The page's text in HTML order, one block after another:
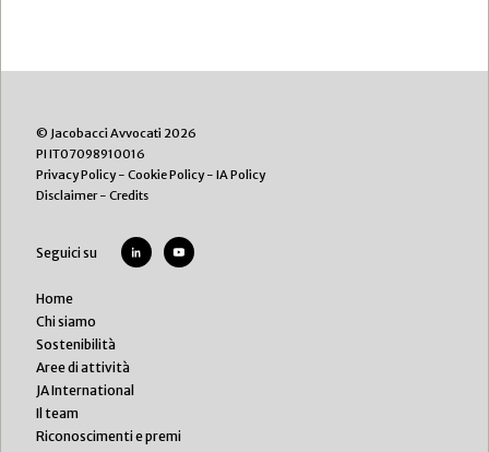
© Jacobacci Avvocati 2026
PI IT07098910016
Privacy Policy- Cookie Policy- IA Policy
Disclaimer- Credits
Seguici su
Home
Chi siamo
Sostenibilità
Aree di attività
JA International
Il team
Riconoscimenti e premi